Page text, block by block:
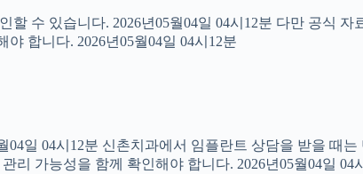
할 수 있습니다. 2026년05월04일 04시12분 다만 공식
합니다. 2026년05월04일 04시12분
일 04시12분 신촌치과에서 임플란트 상담을 받을 때
가능성을 함께 확인해야 합니다. 2026년05월04일 04